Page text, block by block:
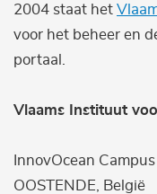
2004 staat het
voor het beheer en
portaal.
Vlaams Instituut
InnovOcean
OOSTENDE, België